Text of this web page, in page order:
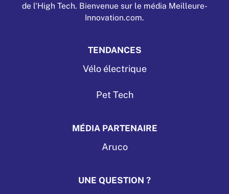
de l'High Tech. Bienvenue sur le média Meilleure-
Innovation.com.
TENDANCES
Vélo électrique
Pet Tech
MÉDIA PARTENAIRE
Aruco
UNE QUESTION ?